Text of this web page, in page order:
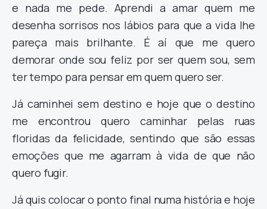
e nada me pede. Aprendi a amar quem me
desenha sorrisos nos lábios para que a vida lhe
pareça mais brilhante. É aí que me quero
demorar onde sou feliz por ser quem sou, sem
ter tempo para pensar em quem quero ser.
Já caminhei sem destino e hoje que o destino
me encontrou quero caminhar pelas ruas
floridas da felicidade, sentindo que são essas
emoções que me agarram à vida de que não
quero fugir.
Já quis colocar o ponto final numa história e hoje